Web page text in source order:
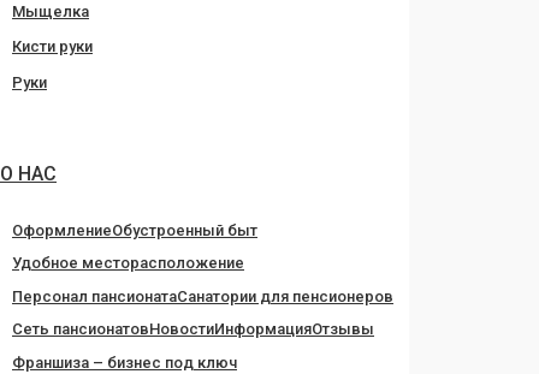
Мыщелка
Кисти руки
Руки
О НАС
ОформлениеОбустроенный быт
Удобное месторасположение
Персонал пансионатаСанатории для пенсионеров
Сеть пансионатовНовостиИнформацияОтзывы
Франшиза – бизнес под ключ